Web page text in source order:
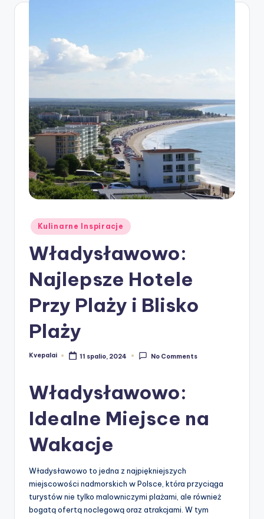
Posted
in
Kulinarne Inspiracje
Władysławowo:
Najlepsze Hotele
Przy Plaży i Blisko
Plaży
Posted
Kvepalai 11 spalio, 2024 No Comments
Władysławowo:
Idealne Miejsce na
Wakacje
Władysławowo to jedna z najpiękniejszych
miejscowości nadmorskich w Polsce, która przyciąga
turystów nie tylko malowniczymi plażami, ale również
bogatą ofertą noclegową oraz atrakcjami. W tym